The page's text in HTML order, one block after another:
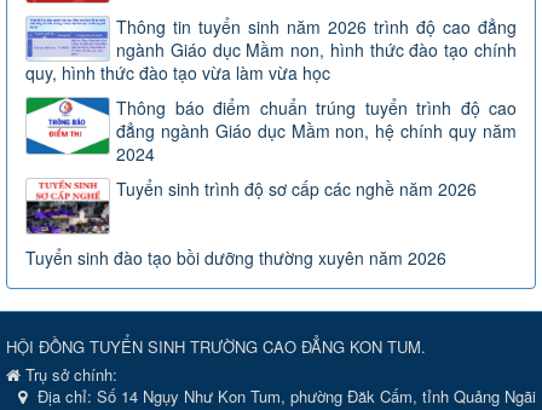
Thông tin tuyển sinh năm 2026 trình độ cao đẳng
ngành Giáo dục Mầm non, hình thức đào tạo chính
quy, hình thức đào tạo vừa làm vừa học
Thông báo điểm chuẩn trúng tuyển trình độ cao
đẳng ngành Giáo dục Mầm non, hệ chính quy năm
2024
Tuyển sinh trình độ sơ cấp các nghề năm 2026
Tuyển sinh đào tạo bồi dưỡng thường xuyên năm 2026
HỘI ĐỒNG TUYỂN SINH TRƯỜNG CAO ĐẲNG KON TUM.
Trụ sở chính:
Địa chỉ: Số 14 Ngụy Như Kon Tum, phường Đăk Cấm, tỉnh Quảng Ngãi